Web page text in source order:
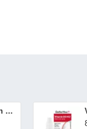
Altrient C (30 pliculete), LivOn Labs